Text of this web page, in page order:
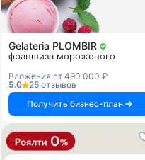
Gelateria PLOMBIR
франшиза мороженого
Вложения от 490 000 ₽
5.0
25 отзывов
Получить бизнес-план